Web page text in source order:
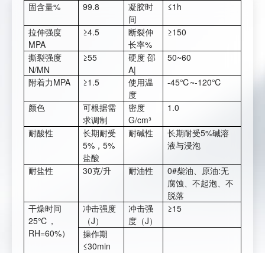
固含量% 99.8
凝胶时
间
≤1h
拉伸强度
MPA
≥4.5
断裂伸
长率%
≥150
撕裂强度
N/MN
≥55
硬度 邵
A|
50~60
附着力MPA ≥1.5
使用温
度
-45℃~-120℃
颜色
可根据需
求调制
密度
G/cm³
1.0
耐酸性
长期耐受
5%，5%
盐酸
耐碱性
长期耐受5%碱溶
液与浸泡
耐盐性 30克/升 耐油性
0#柴油、原油:无
腐蚀、不起泡、不
脱落
干燥时间
25℃，
RH=60%）
冲击强度
（J）
冲击强
度（J）
≥15
操作期
≤30min